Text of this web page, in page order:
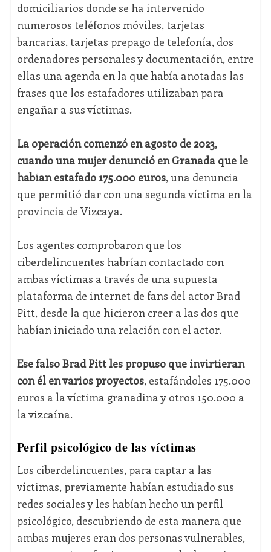
domiciliarios donde se ha intervenido
numerosos teléfonos móviles, tarjetas
bancarias, tarjetas prepago de telefonía, dos
ordenadores personales y documentación, entre
ellas una agenda en la que había anotadas las
frases que los estafadores utilizaban para
engañar a sus víctimas.
La operación comenzó en agosto de 2023,
cuando una mujer denunció en Granada que le
habían estafado 175.000 euros, una denuncia
que permitió dar con una segunda víctima en la
provincia de Vizcaya.
Los agentes comprobaron que los
ciberdelincuentes habrían contactado con
ambas víctimas a través de una supuesta
plataforma de internet de fans del actor Brad
Pitt, desde la que hicieron creer a las dos que
habían iniciado una relación con el actor.
Ese falso Brad Pitt les propuso que invirtieran
con él en varios proyectos, estafándoles 175.000
euros a la víctima granadina y otros 150.000 a
la vizcaína.
Perfil psicológico de las víctimas
Los ciberdelincuentes, para captar a las
víctimas, previamente habían estudiado sus
redes sociales y les habían hecho un perfil
psicológico, descubriendo de esta manera que
ambas mujeres eran dos personas vulnerables,